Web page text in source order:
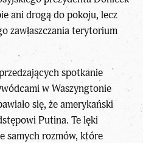
ani drogą do pokoju, lecz
zawłaszczania terytorium
spotkanie
w Waszyngtonie
się, że amerykański
Putina. Te lęki
samych rozmów, które